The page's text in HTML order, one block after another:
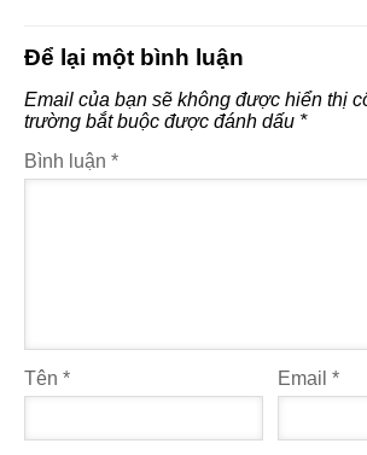
Để lại một bình luận
Email của bạn sẽ không được hiển thị
trường bắt buộc được đánh dấu *
Bình luận *
Tên * Email*